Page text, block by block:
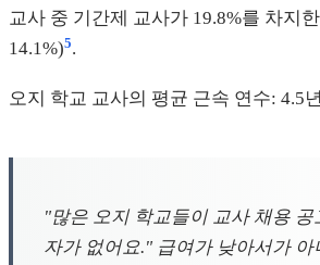
교사 중 기간제 교사가 19.8%를 차지
14.1%)5.
오지 학교 교사의 평균 근속 연수: 4.5년
"많은 오지 학교들이 교사 채용 공
자가 없어요." 급여가 낮아서가 아